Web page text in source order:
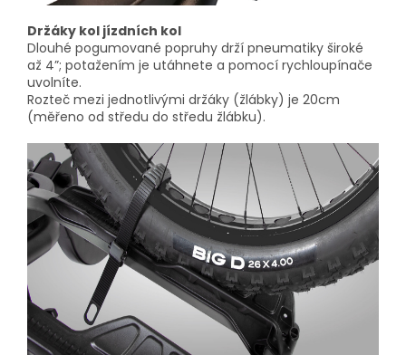
Držáky kol jízdních kol
Dlouhé pogumované popruhy drží pneumatiky široké
až 4”; potažením je utáhnete a pomocí rychloupínače
uvolníte.
Rozteč mezi jednotlivými držáky (žlábky) je 20cm
(měřeno od středu do středu žlábku).